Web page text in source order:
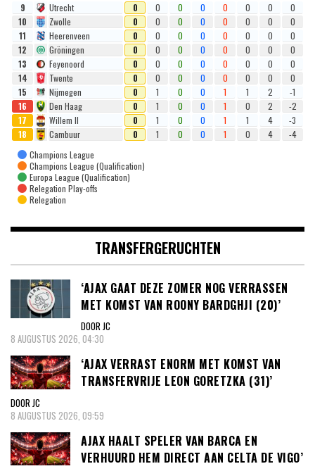
9
Utrecht 0 0 0 0 0 0 0
0
10
Zwolle 0 0 0 0 0 0 0
0
11
Heerenveen 0 0 0 0 0 0 0
0
12
Gröningen 0 0 0 0 0 0 0
0
13
Feyenoord 0 0 0 0 0 0 0
0
14
Twente 0 0 0 0 0 0 0
0
15
Nijmegen 0 1 0 0 1 1 2
-1
16
Den Haag 0 1 0 0 1 0 2
-2
17
Willem II 0 1 0 0 1 1 4
-3
18
Cambuur 0 1 0 0 1 0 4
-4
Champions League
Champions League (Qualification)
Europa League (Qualification)
Relegation Play-offs
Relegation
TRANSFERGERUCHTEN
‘AJAX GAAT DEZE ZOMER NOG VERRASSEN
MET KOMST VAN ROONY BARDGHJI (20)’
DOOR JC
8 AUGUSTUS 2026, 04:30
‘AJAX VERRAST ENORM MET KOMST VAN
TRANSFERVRIJE LEON GORETZKA (31)’
DOOR JC
8 AUGUSTUS 2026, 09:59
AJAX HAALT SPELER VAN BARCA EN
VERHUURD HEM DIRECT AAN CELTA DE VIGO’